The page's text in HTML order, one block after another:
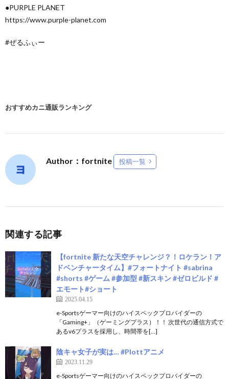
●PURPLE PLANET
https://www.purple-planet.com
#ぜるふぃー
おすすめカニ通販ランキング
Author：fortnite 投稿一覧
関連する記事
【fortnite 新たな天空チャレンジ？！ロケラン！ア
ドベンチャータイム】#フォートナイト #sabrina
#shorts #ゲーム #参加型 #新スキン #ゼロビルド #
エモート#ショート
2025.04.15
e-Sportsゲーマー向けのハイスペックプロバイダーの
「Gaming+」（ゲーミングプラス）！！ 次世代の通信方式で
あるv6プラスを採用し、時間帯を[…]
陰キャ女子が実は… #Plottアニメ
2023.11.29
e-Sportsゲーマー向けのハイスペックプロバイダーの